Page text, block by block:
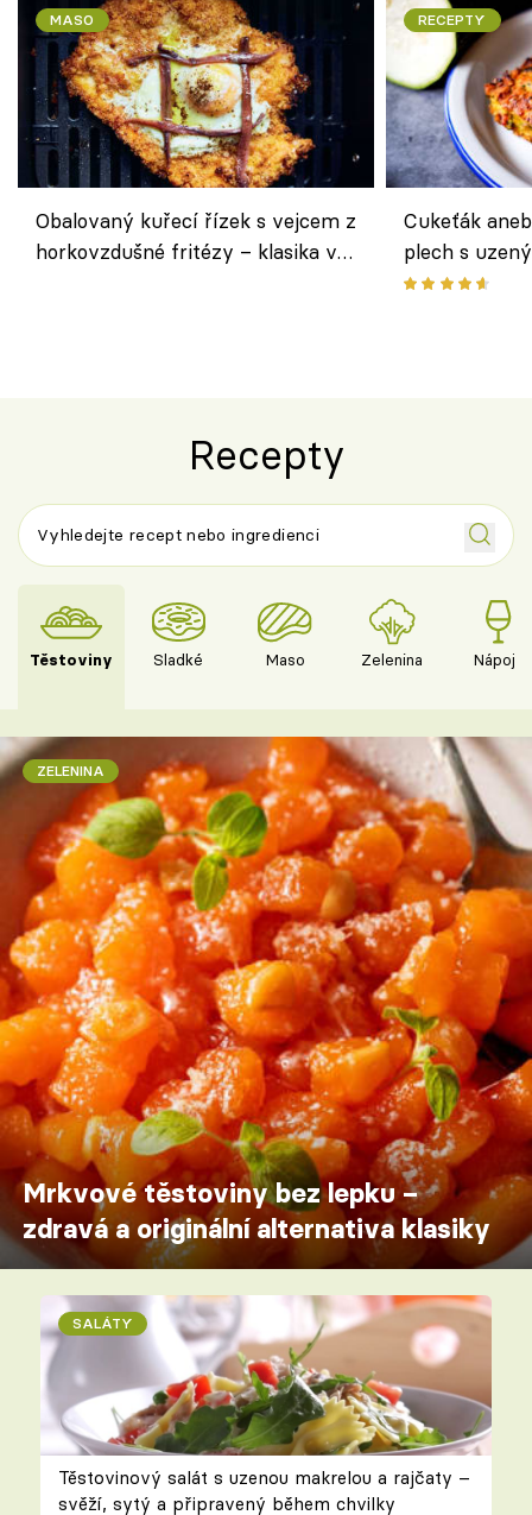
MASO
Obalovaný kuřecí řízek s vejcem z
horkovzdušné fritézy – klasika v
RECEPTY
Cukeťák
plech s
způsob, jak
Recepty
Těstoviny Sladké Maso Zelenina Nápoje
ZELENINA
Mrkvové těstoviny bez lepku –
zdravá a originální alternativa klasiky
SALÁTY
Těstovinový salát s uzenou makrelou a rajčaty –
svěží, sytý a připravený během chvilky